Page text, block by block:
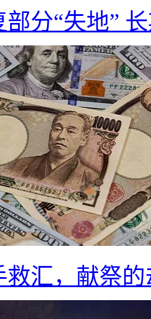
分“失地”
救汇，献祭